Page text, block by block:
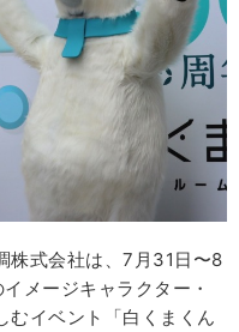
株式会社は、7月31日〜8
メージキャラクター・
むイベント「白くまくん